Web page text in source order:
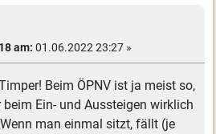
am: 01.06.2022 23:27 »
Beim ÖPNV ist ja meist so,
Ein- und Aussteigen wirklich
man einmal sitzt, fällt (je